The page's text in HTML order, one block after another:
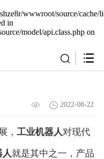
wwwroot/source/cache/
in
model/api.class.php on
2022-08-22
， 工业机器人对现代
就是其中之一，产品